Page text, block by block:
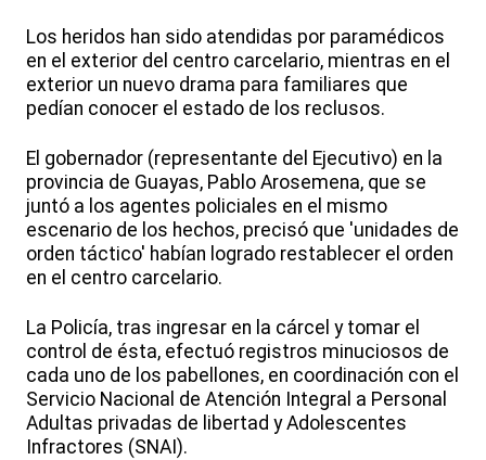
Los heridos han sido atendidas por paramédicos
en el exterior del centro carcelario, mientras en el
exterior un nuevo drama para familiares que
pedían conocer el estado de los reclusos.
El gobernador (representante del Ejecutivo) en la
provincia de Guayas, Pablo Arosemena, que se
juntó a los agentes policiales en el mismo
escenario de los hechos, precisó que 'unidades de
orden táctico' habían logrado restablecer el orden
en el centro carcelario.
La Policía, tras ingresar en la cárcel y tomar el
control de ésta, efectuó registros minuciosos de
cada uno de los pabellones, en coordinación con el
Servicio Nacional de Atención Integral a Personal
Adultas privadas de libertad y Adolescentes
Infractores (SNAI).